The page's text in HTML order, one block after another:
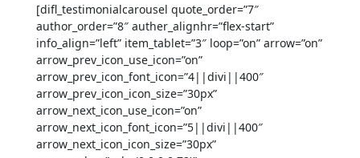
[difl_testimonialcarousel quote_order=”7″
author_order=”8″ auther_alignhr=”flex-start”
info_align=”left” item_tablet=”3″ loop=”on” arrow=”on”
arrow_prev_icon_use_icon=”on”
arrow_prev_icon_font_icon=”4||divi||400″
arrow_prev_icon_icon_size=”30px”
arrow_next_icon_use_icon=”on”
arrow_next_icon_font_icon=”5||divi||400″
arrow_next_icon_icon_size=”30px”